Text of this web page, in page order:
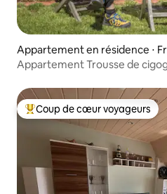
Appartement en résidence ⋅
Appartement Trousse de
Coups de cœur voyageurs les
Coup de cœur voyageurs